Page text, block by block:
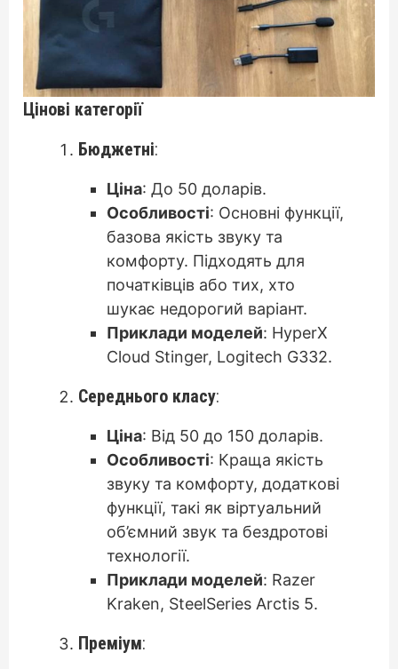
Цінові категорії
Бюджетні:
Ціна: До 50 доларів.
Особливості: Основні функції,
базова якість звуку та
комфорту. Підходять для
початківців або тих, хто
шукає недорогий варіант.
Приклади моделей: HyperX
Cloud Stinger, Logitech G332.
Середнього класу:
Ціна: Від 50 до 150 доларів.
Особливості: Краща якість
звуку та комфорту, додаткові
функції, такі як віртуальний
об’ємний звук та бездротові
технології.
Приклади моделей: Razer
Kraken, SteelSeries Arctis 5.
Преміум: